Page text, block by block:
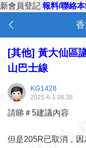
新會員登記 報料/聯絡
[其他] 黃大仙區
山巴士線
KG1428
2025-6-1 08:38
請睇＃5建議內容
但是205R已取消，